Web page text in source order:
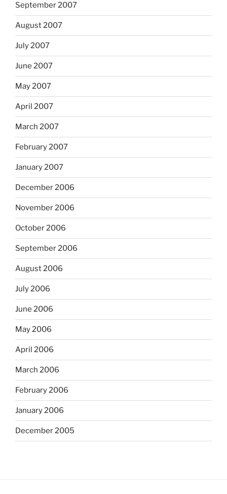
September 2007
August 2007
July 2007
June 2007
May 2007
April 2007
March 2007
February 2007
January 2007
December 2006
November 2006
October 2006
September 2006
August 2006
July 2006
June 2006
May 2006
April 2006
March 2006
February 2006
January 2006
December 2005